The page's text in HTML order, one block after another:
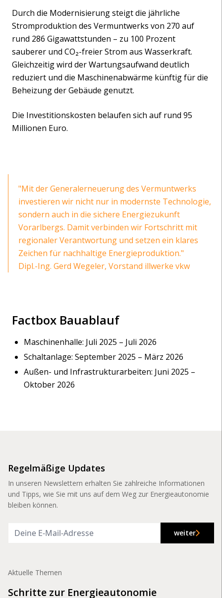
Durch die Modernisierung steigt die jährliche
Stromproduktion des Vermuntwerks von 270 auf
rund 286 Gigawattstunden – zu 100 Prozent
sauberer und CO₂-freier Strom aus Wasserkraft.
Gleichzeitig wird der Wartungsaufwand deutlich
reduziert und die Maschinenabwärme künftig für die
Beheizung der Gebäude genutzt.
Die Investitionskosten belaufen sich auf rund 95
Millionen Euro.
"Mit der Generalerneuerung des Vermuntwerks
investieren wir nicht nur in modernste Technologie,
sondern auch in die sichere Energiezukunft
Vorarlbergs. Damit verbinden wir Fortschritt mit
regionaler Verantwortung und setzen ein klares
Zeichen für nachhaltige Energieproduktion."
Dipl.-Ing. Gerd Wegeler, Vorstand illwerke vkw
Factbox Bauablauf
Maschinenhalle: Juli 2025 – Juli 2026
Schaltanlage: September 2025 – März 2026
Außen- und Infrastrukturarbeiten: Juni 2025 –
Oktober 2026
Regelmäßige Updates
In unseren Newslettern erhalten Sie zahlreiche Informationen
und Tipps, wie Sie mit uns auf dem Weg zur Energieautonomie
bleiben können.
weiter
Aktuelle Themen
Schritte zur Energieautonomie